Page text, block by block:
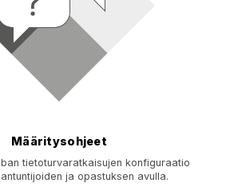
Määritysohjeet
tietoturvaratkaisujen konfiguraatio
ja opastuksen avulla.